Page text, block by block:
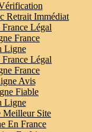
Retrait Immédiat
Légal
France
Ligne
Légal
France
Avis
Fiable
Ligne
Meilleur Site
En France